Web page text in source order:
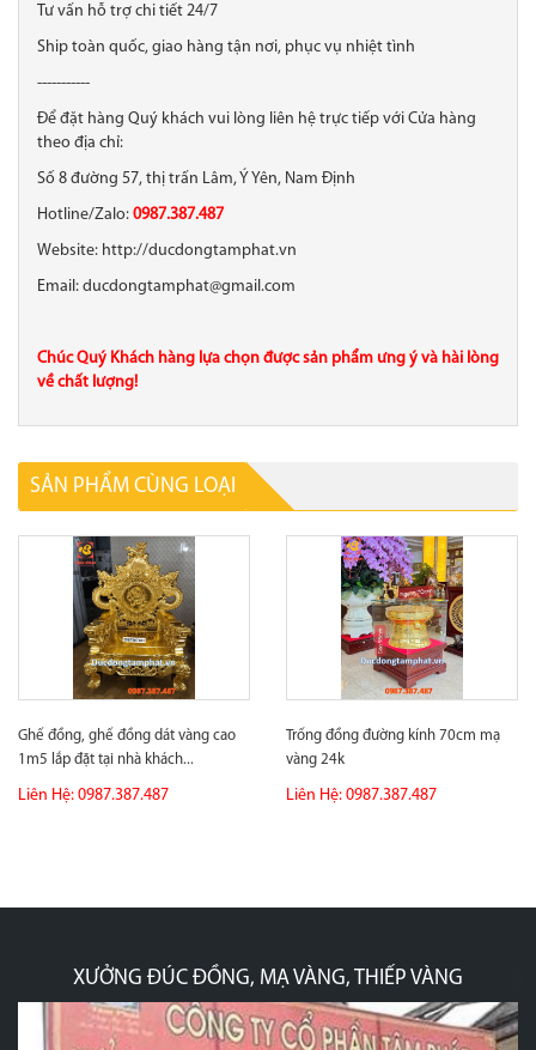
Tư vấn hỗ trợ chi tiết 24/7
Ship toàn quốc, giao hàng tận nơi, phục vụ nhiệt tình
-----------
Để đặt hàng Quý khách vui lòng liên hệ trực tiếp với Cửa hàng
theo địa chỉ:
Số 8 đường 57, thị trấn Lâm, Ý Yên, Nam Định
Hotline/Zalo: 0987.387.487
Website: http://ducdongtamphat.vn
Email: ducdongtamphat@gmail.com
Chúc Quý Khách hàng lựa chọn được sản phẩm ưng ý và hài lòng
về chất lượng!
SẢN PHẨM CÙNG LOẠI
Ghế đồng, ghế đồng dát vàng cao
1m5 lắp đặt tại nhà khách...
Liên Hệ: 0987.387.487
Trống đồng đường kính 70cm mạ
vàng 24k
Liên Hệ: 0987.387.487
XƯỞNG ĐÚC ĐỒNG, MẠ VÀNG, THIẾP VÀNG